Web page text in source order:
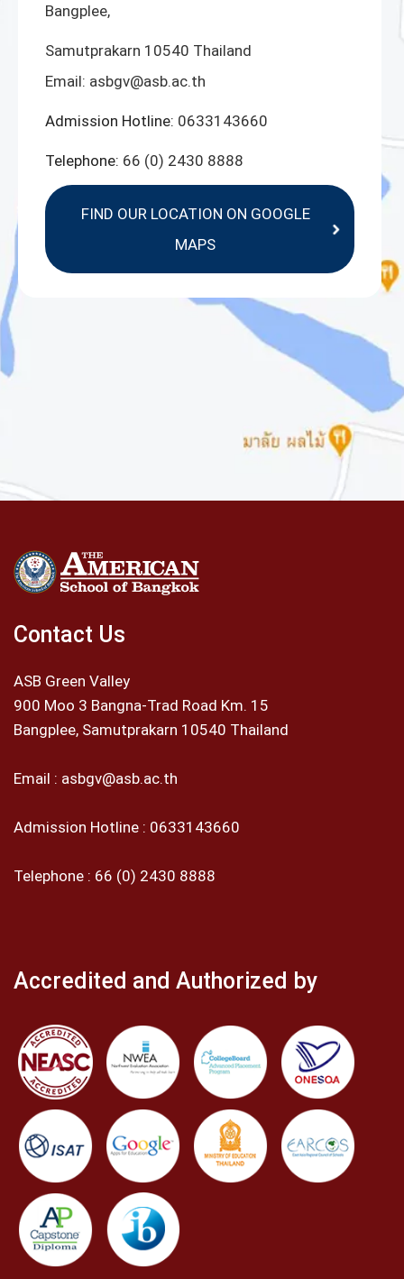
Bangplee,
Samutprakarn 10540 Thailand
Email: asbgv@asb.ac.th
Admission Hotline: 0633143660
Telephone: 66 (0) 2430 8888
FIND OUR LOCATION ON GOOGLE
MAPS
Contact Us
ASB Green Valley
900 Moo 3 Bangna-Trad Road Km. 15
Bangplee, Samutprakarn 10540 Thailand
Email : asbgv@asb.ac.th
Admission Hotline : 0633143660
Telephone : 66 (0) 2430 8888
Accredited and Authorized by